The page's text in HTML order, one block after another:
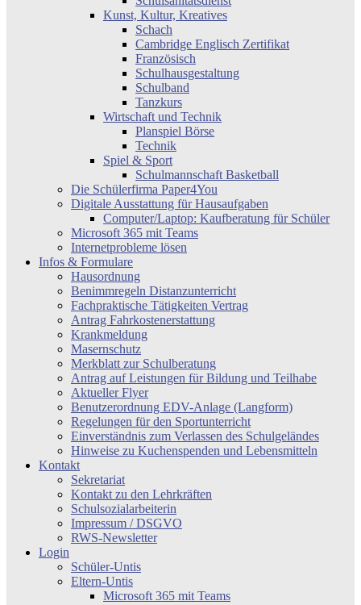
Kunst, Kultur, Kreatives
Schach
Cambridge Englisch Zertifikat
Französisch
Schulhausgestaltung
Schulband
Tanzkurs
Wirtschaft und Technik
Planspiel Börse
Technik
Spiel & Sport
Schulmannschaft Basketball
Die Schülerfirma Paper4You
Digitale Ausstattung für Hausaufgaben
Computer/Laptop: Kaufberatung für Schüler
Microsoft 365 mit Teams
Internetprobleme lösen
Infos & Formulare
Hausordnung
Benimmregeln Distanzunterricht
Fachpraktische Tätigkeiten Vertrag
Antrag Fahrkostenerstattung
Krankmeldung
Masernschutz
Merkblatt zur Schulberatung
Antrag auf Leistungen für Bildung und Teilhabe
Aktueller Flyer
Benutzerordnung EDV-Anlage (Langform)
Regelungen für den Sportunterricht
Einverständnis zum Verlassen des Schulgeländes
Hinweise zu Kuchenspenden und Lebensmitteln
Kontakt
Sekretariat
Kontakt zu den Lehrkräften
Schulsozialarbeiterin
Impressum / DSGVO
RWS-Newsletter
Login
Schüler-Untis
Eltern-Untis
Microsoft 365 mit Teams